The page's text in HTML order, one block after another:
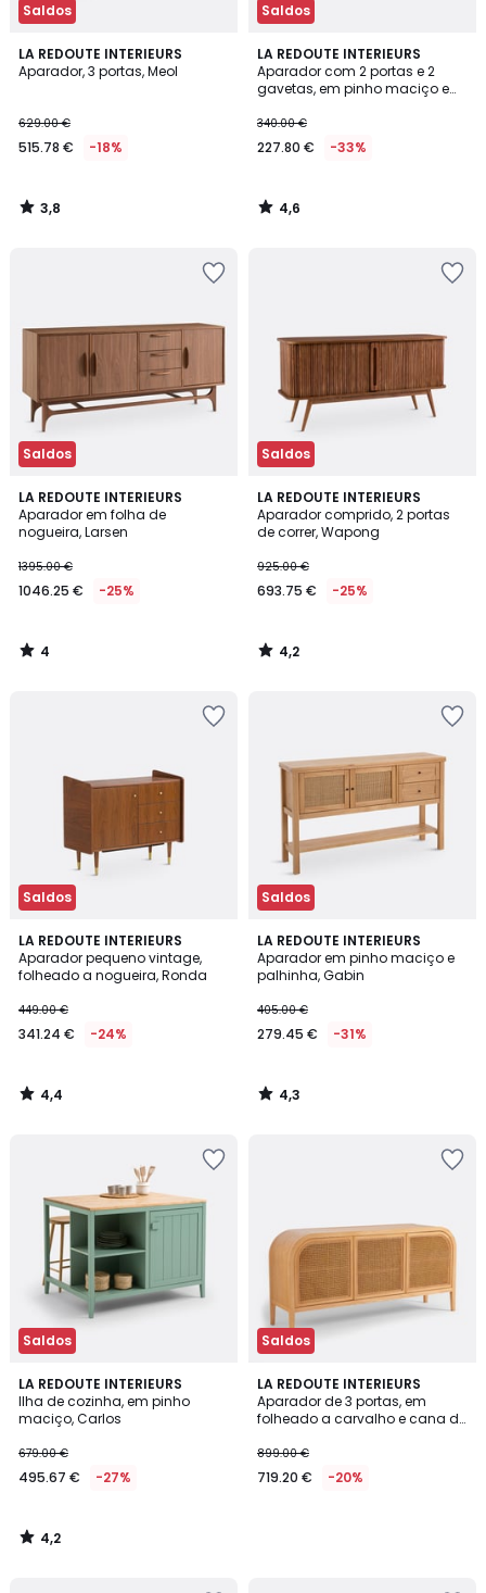
Saldos
LA REDOUTE INTERIEURS
Aparador, 3 portas, Meol
629.00 €
515.78 € -18%
3,8
/ 5
3,8
/
Saldos
LA REDOUTE INTERIEURS
Aparador com 2 portas e 2
gavetas, em pinho maciço e
340.00 €
227.80 € -33%
4,6
/ 5
4,6
/
Saldos
LA REDOUTE INTERIEURS
Aparador em folha de
nogueira, Larsen
1395.00 €
1046.25 € -25%
4
/
5
4
/
Saldos
LA REDOUTE INTERIEURS
Aparador comprido, 2 portas
de correr, Wapong
925.00 €
693.75 € -25%
4,2
/ 5
4,2
/
Saldos
LA REDOUTE INTERIEURS
Aparador pequeno vintage,
folheado a nogueira, Ronda
449.00 €
341.24 € -24%
4,4
/ 5
4,4
/
Saldos
LA REDOUTE INTERIEURS
Aparador em pinho maciço e
palhinha, Gabin
405.00 €
279.45 € -31%
4,3
/ 5
4,3
/
Saldos
LA REDOUTE INTERIEURS
Ilha de cozinha, em pinho
maciço, Carlos
679.00 €
495.67 € -27%
4,2
/ 5
4,2
/
Saldos
LA REDOUTE INTERIEURS
Aparador de 3 portas, em
folheado a carvalho e cana de
899.00 €
719.20 € -20%